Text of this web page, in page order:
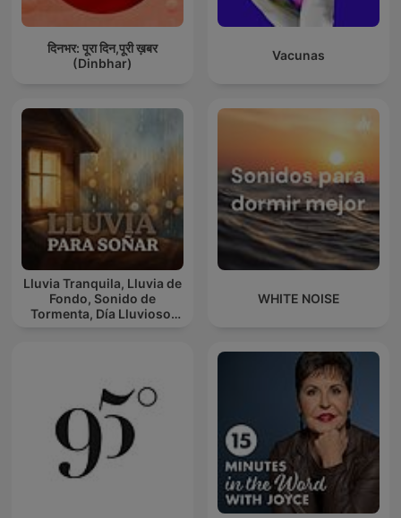
दिनभर: पूरा दिन,पूरी ख़बर
(Dinbhar)
Vacunas
Lluvia Tranquila, Lluvia de
Fondo, Sonido de
Tormenta, Día Lluvioso,
WHITE NOISE